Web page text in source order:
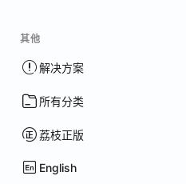
其他
解决方案
所有分类
荔枝正版
English